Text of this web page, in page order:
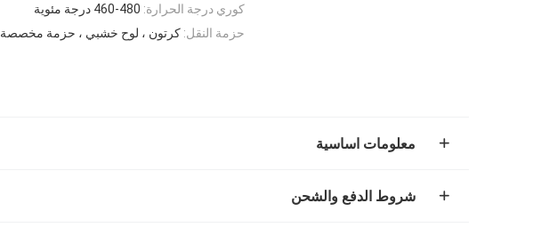
كوري درجة الحرارة: 460-480 درجة مئوية
حزمة النقل: كرتون ، لوح خشبي ، حزمة مخصصة
معلومات اساسية
شروط الدفع والشحن